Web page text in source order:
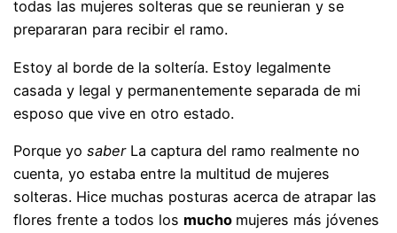
todas las mujeres solteras que se reunieran y se
prepararan para recibir el ramo.
Estoy al borde de la soltería. Estoy legalmente
casada y legal y permanentemente separada de mi
esposo que vive en otro estado.
Porque yo saber La captura del ramo realmente no
cuenta, yo estaba entre la multitud de mujeres
solteras. Hice muchas posturas acerca de atrapar las
flores frente a todos los mucho mujeres más jóvenes